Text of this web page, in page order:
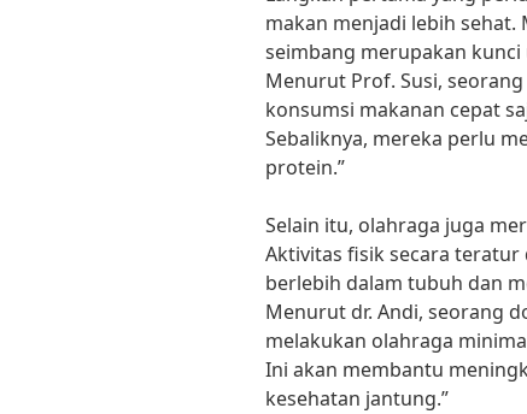
makan menjadi lebih
seimbang merupakan
Menurut Prof. Susi,
konsumsi makanan cepat
Sebaliknya, mereka perlu
protein.”
Selain itu, olahraga juga
Aktivitas fisik secara
berlebih dalam tubuh dan
Menurut dr. Andi, seorang
melakukan olahraga
Ini akan membantu
kesehatan jantung.”